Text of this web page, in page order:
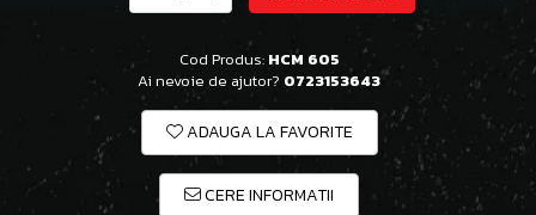
Cod Produs: HCM 605
Ai nevoie de ajutor? 0723153643
ADAUGA LA FAVORITE
CERE INFORMATII